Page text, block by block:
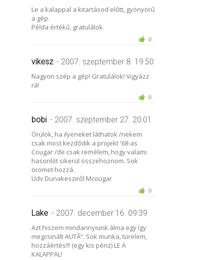
Le a kalappal a kitartásod előtt, gyönyörű
a gép.
Példa értékű, gratulálok.
0
vikesz - 2007. szeptember 8. 19:50
Nagyon szép a gép! Gratulálok! Vigyázz
rá!
0
bobi - 2007. szeptember 27. 20:01
Örülök, ha ilyeneket láthatok /nekem
csak most kezdődik a projekt '68-as
Cougar /de csak remélem, hogy valami
hasonlót sikerül összehoznom. Sok
örömet hozzá.
Üdv Dunakesziről Mcougar
0
Lake - 2007. december 16. 09:39
Azt hiszem mindannyiunk álma egy így
megcsinált AUTÃ“. Sok munka, türelem,
hozzáértés!!! (egy kis pénz) LE A
KALAPPAL!